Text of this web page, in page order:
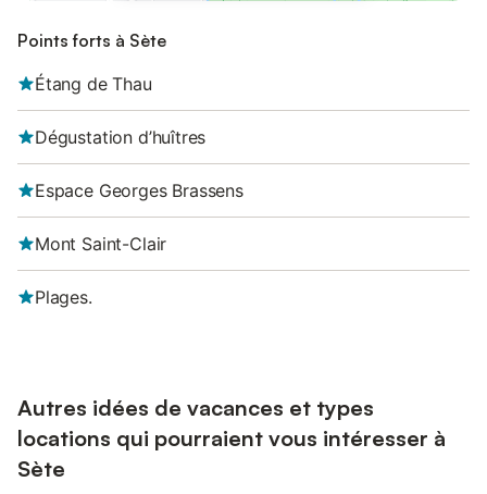
Points forts à Sète
Étang de Thau
Dégustation d’huîtres
Espace Georges Brassens
Mont Saint-Clair
Plages.
Autres idées de vacances et types
locations qui pourraient vous intéresser à
Sète